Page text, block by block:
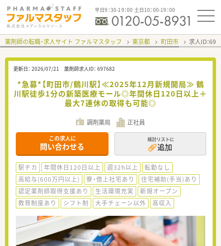
平日9：30-19：00 土日10：00-19：00
薬剤師の転職・求人サイト ファルマスタッフ 東京都 町田市 求人ID：
更新日： 2026/07/21 薬剤師求人ID： 697682
*急募*【町田市/鶴川駅】≪2025年12月新規開局≫ 鶴
川駅徒歩1分の新築医療モール◎年間休日120日以上＋
最大7連休の取得も可能◎
調剤薬局 正社員
この求人に
問い合わせる
検討リストに
追加
駅チカ 年間休日120日以上 週32h以上
転勤なし
高給与(600万円以上)
寮・借上社宅あり
住宅補助(手当)あり
認定薬剤師取得支援あり
生活環境充実
新規オープン
教育制度あり
シフト制 大手チェーン以外 高収入